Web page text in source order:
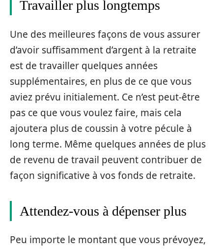
Travailler plus longtemps
Une des meilleures façons de vous assurer
d’avoir suffisamment d’argent à la retraite
est de travailler quelques années
supplémentaires, en plus de ce que vous
aviez prévu initialement. Ce n’est peut-être
pas ce que vous voulez faire, mais cela
ajoutera plus de coussin à votre pécule à
long terme. Même quelques années de plus
de revenu de travail peuvent contribuer de
façon significative à vos fonds de retraite.
Attendez-vous à dépenser plus
Peu importe le montant que vous prévoyez,